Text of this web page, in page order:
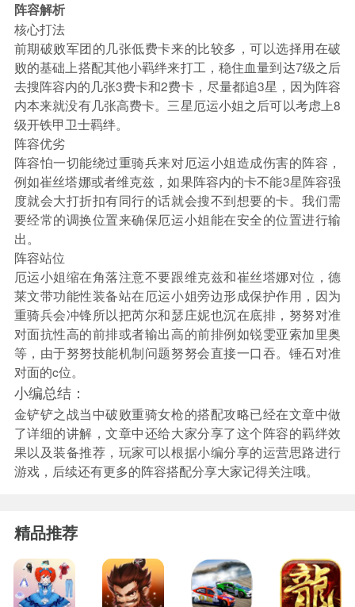
阵容解析
核心打法
前期破败军团的几张低费卡来的比较多，可以选择用在破
败的基础上搭配其他小羁绊来打工，稳住血量到达7级之后
去搜阵容内的几张3费卡和2费卡，尽量都追3星，因为阵容
内本来就没有几张高费卡。三星厄运小姐之后可以考虑上8
级开铁甲卫士羁绊。
阵容优劣
阵容怕一切能绕过重骑兵来对厄运小姐造成伤害的阵容，
例如崔丝塔娜或者维克兹，如果阵容内的卡不能3星阵容强
度就会大打折扣有同行的话就会搜不到想要的卡。我们需
要经常的调换位置来确保厄运小姐能在安全的位置进行输
出。
阵容站位
厄运小姐缩在角落注意不要跟维克兹和崔丝塔娜对位，德
莱文带功能性装备站在厄运小姐旁边形成保护作用，因为
重骑兵会冲锋所以把芮尔和瑟庄妮也沉在底排，努努对准
对面抗性高的前排或者输出高的前排例如锐雯亚索加里奥
等，由于努努技能机制问题努努会直接一口吞。锤石对准
对面的c位。
小编总结：
金铲铲之战当中破败重骑女枪的搭配攻略已经在文章中做
了详细的讲解，文章中还给大家分享了这个阵容的羁绊效
果以及装备推荐，玩家可以根据小编分享的运营思路进行
游戏，后续还有更多的阵容搭配分享大家记得关注哦。
精品推荐